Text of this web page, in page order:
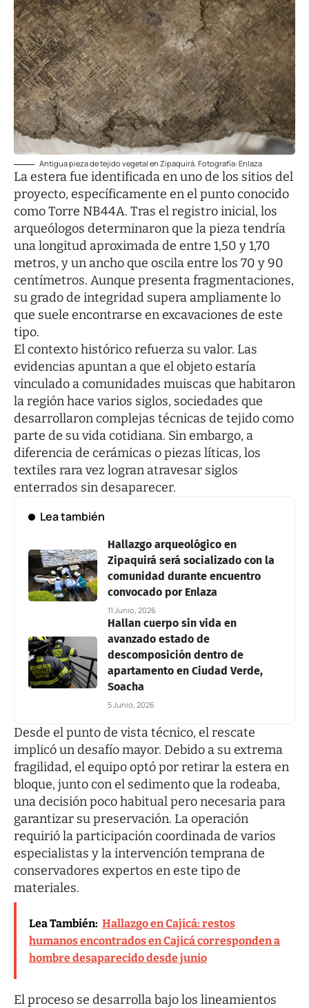
Antigua pieza de tejido vegetal en Zipaquirá. Fotografía: Enlaza
La estera fue identificada en uno de los sitios del
proyecto, específicamente en el punto conocido
como Torre NB44A. Tras el registro inicial, los
arqueólogos determinaron que la pieza tendría
una longitud aproximada de entre 1,50 y 1,70
metros, y un ancho que oscila entre los 70 y 90
centímetros. Aunque presenta fragmentaciones,
su grado de integridad supera ampliamente lo
que suele encontrarse en excavaciones de este
tipo.
El contexto histórico refuerza su valor. Las
evidencias apuntan a que el objeto estaría
vinculado a comunidades muiscas que habitaron
la región hace varios siglos, sociedades que
desarrollaron complejas técnicas de tejido como
parte de su vida cotidiana. Sin embargo, a
diferencia de cerámicas o piezas líticas, los
textiles rara vez logran atravesar siglos
enterrados sin desaparecer.
Lea también
Hallazgo arqueológico en
Zipaquirá será socializado con la
comunidad durante encuentro
convocado por Enlaza
11 Junio, 2026
Hallan cuerpo sin vida en
avanzado estado de
descomposición dentro de
apartamento en Ciudad Verde,
Soacha
5 Junio, 2026
Desde el punto de vista técnico, el rescate
implicó un desafío mayor. Debido a su extrema
fragilidad, el equipo optó por retirar la estera en
bloque, junto con el sedimento que la rodeaba,
una decisión poco habitual pero necesaria para
garantizar su preservación. La operación
requirió la participación coordinada de varios
especialistas y la intervención temprana de
conservadores expertos en este tipo de
materiales.
Lea También: Hallazgo en Cajicá: restos
humanos encontrados en Cajicá corresponden a
hombre desaparecido desde junio
El proceso se desarrolla bajo los lineamientos